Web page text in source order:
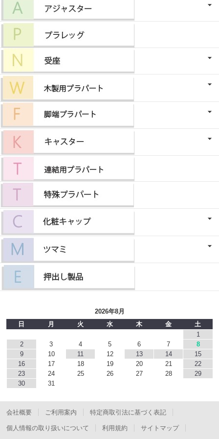
2026年8月
日
月 火 水 木 金
土
1
2
3 4 5 6 7
8
9
10 11 12 13 14
15
16
17 18 19 20 21
22
23
24 25 26 27 28
29
30
31
会社概要 ご利用案内 特定商取引法に基づく表記
個人情報の取り扱いについて 利用規約 サイトマップ